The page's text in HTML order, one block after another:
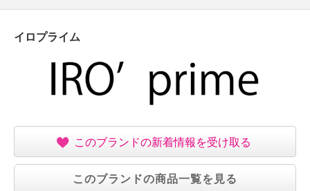
イロプライム
このブランドの新着情報を受け取る
このブランドの商品一覧を見る